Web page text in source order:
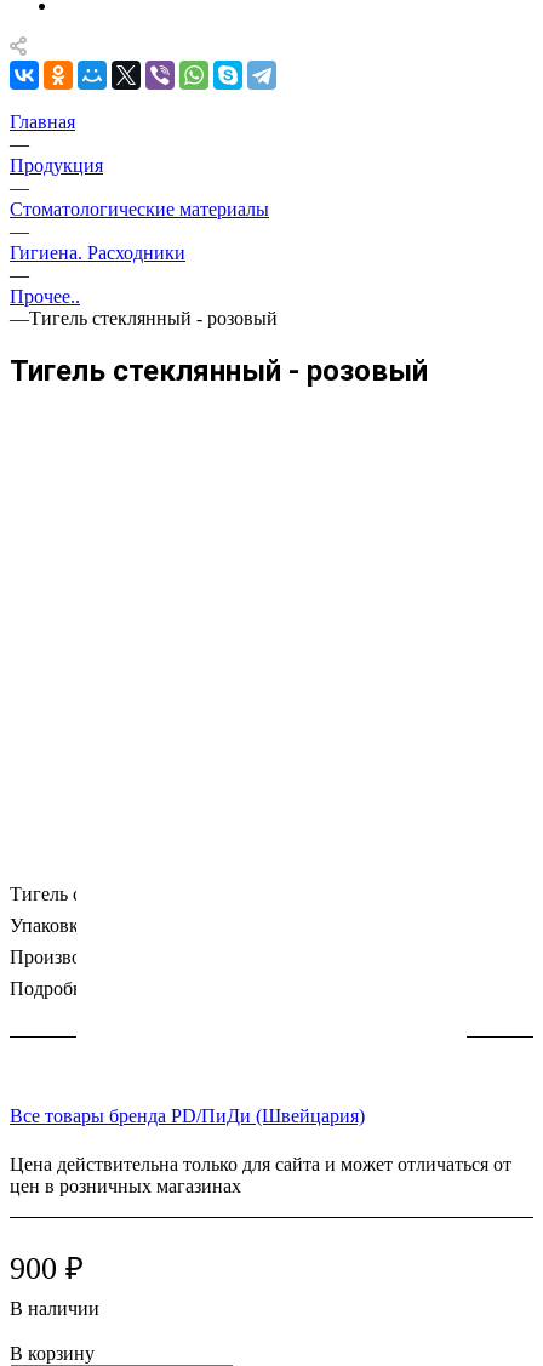
Главная
—
Продукция
—
Стоматологические материалы
—
Гигиена. Расходники
—
Прочее..
—Тигель стеклянный - розовый
Тигель стеклянный - розовый
Тигель стеклянный.
Упаковка: объем 5мл.
Производитель: PD (Швейцария).
Подробности
Все товары бренда PD/ПиДи (Швейцария)
Цена действительна только для сайта и может отличаться от
цен в розничных магазинах
900 ₽
В наличии
В корзину